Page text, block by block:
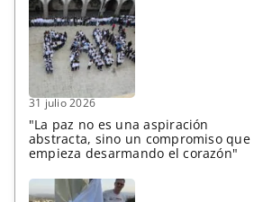
31 julio 2026
"La paz no es una aspiración
abstracta, sino un compromiso que
empieza desarmando el corazón"